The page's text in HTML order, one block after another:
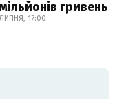
гривень
17:00